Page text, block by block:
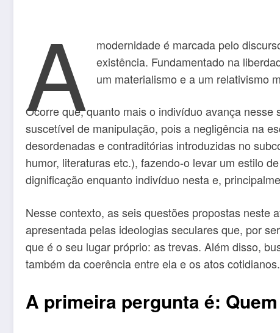
A
modernidade é marcada pelo
existência. Fundamentado na
um materialismo e a um relativismo
Ocorre que, quanto mais o indivíduo avança
suscetível de manipulação, pois a negligência na
desordenadas e contraditórias introduzidas no
humor, literaturas etc.), fazendo-o levar um estilo
dignificação enquanto indivíduo nesta e,
Nesse contexto, as seis questões propostas neste
apresentada pelas ideologias seculares que, por
que é o seu lugar próprio: as trevas. Além disso,
também da coerência entre ela e os atos cotidianos.
A primeira pergunta é: